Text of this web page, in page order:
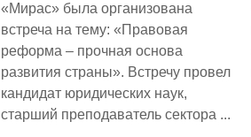
«Мирас» была организована
встреча на тему: «Правовая
реформа – прочная основа
развития страны». Встречу провел
кандидат юридических наук,
старший преподаватель сектора ...